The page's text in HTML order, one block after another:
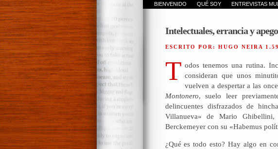
BIENVENIDO QUÉ SOY ENTREVISTAS
Intelectuales, errancia y apego
ESCRITO POR: HUGO NEIRA
T odos tenemos una rutina.
consideran que unos
vuelven a despertar a las
Montonero, suelo leer
delincuentes disfrazados de
Villanueva» de Mario
Berckemeyer con su «Habemus
¿Qué es todo esto? Hay algo en